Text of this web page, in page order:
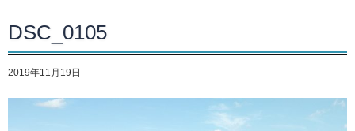
DSC_0105
2019年11月19日